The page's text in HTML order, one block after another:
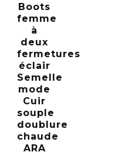
Boots
femme
à
deux
fermetures
éclair
Semelle
mode
Cuir
souple
doublure
chaude
ARA